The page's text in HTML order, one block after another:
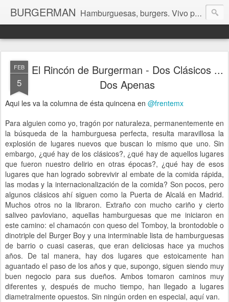
BURGERMAN Hamburguesas, burgers. Vivo para ellas.
FEB
5
El Rincón de Burgerman - Dos Clásicos ...
Dos Apenas
Aqui les va la columna de ésta quincena en @frentemx
Para alguien como yo, tragón por naturaleza, permanentemente en
la búsqueda de la hamburguesa perfecta, resulta maravillosa la
explosión de lugares nuevos que buscan lo mismo que uno. Sin
embargo, ¿qué hay de los clásicos?, ¿qué hay de aquellos lugares
que fueron nuestro delirio en otras épocas?, ¿qué hay de esos
lugares que han logrado sobrevivir al embate de la comida rápida,
las modas y la internacionalización de la comida? Son pocos, pero
algunos clásicos ahí siguen como la Puerta de Alcalá en Madrid.
Muchos otros no la libraron. Extraño con mucho cariño y cierto
saliveo pavloviano, aquellas hamburguesas que me iniciaron en
este camino: el chamacón con queso del Tomboy, la brontodoble o
dinotriple del Burger Boy y una interminable lista de hamburguesas
de barrio o cuasi caseras, que eran deliciosas hace ya muchos
años. De tal manera, hay dos lugares que estoicamente han
aguantado el paso de los años y que, supongo, siguen siendo muy
buen negocio para sus dueños. Ambos tomaron caminos muy
diferentes y, después de mucho tiempo, han llegado a lugares
diametralmente opuestos. Sin ningún orden en especial, aquí van.